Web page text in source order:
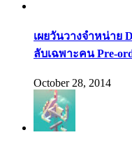
เผยวันวางจำหน่าย
ลับเฉพาะคน Pre-
October 28, 2014